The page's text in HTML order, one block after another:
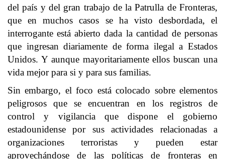
del país y del gran trabajo de la Patrulla de Fronteras,
que en muchos casos se ha visto desbordada, el
interrogante está abierto dada la cantidad de personas
que ingresan diariamente de forma ilegal a Estados
Unidos. Y aunque mayoritariamente ellos buscan una
vida mejor para si y para sus familias.
Sin embargo, el foco está colocado sobre elementos
peligrosos que se encuentran en los registros de
control y vigilancia que dispone el gobierno
estadounidense por sus actividades relacionadas a
organizaciones terroristas y pueden estar
aprovechándose de las políticas de fronteras en